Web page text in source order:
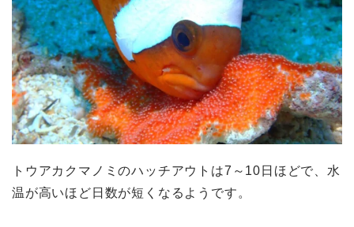
トウアカクマノミのハッチアウトは7～10日ほどで、水
温が高いほど日数が短くなるようです。